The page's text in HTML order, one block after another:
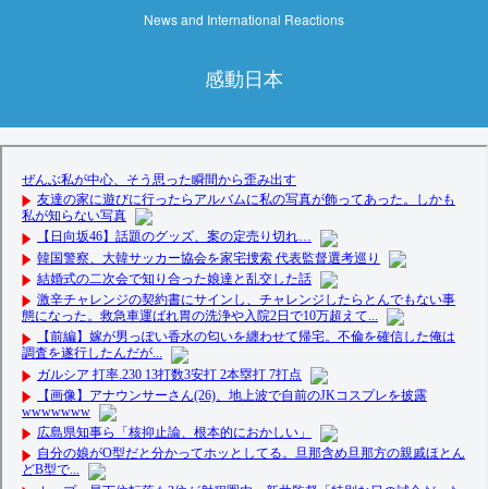
News and International Reactions
感動日本